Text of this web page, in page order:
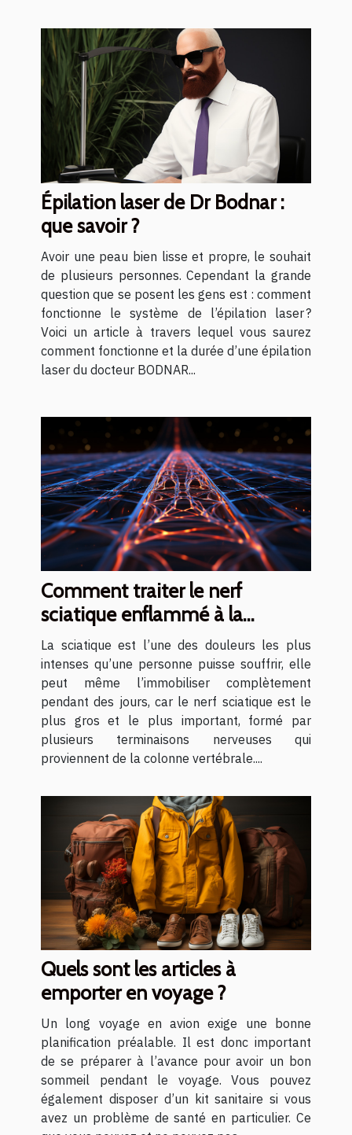
Épilation laser de Dr Bodnar :
que savoir ?
Avoir une peau bien lisse et propre, le souhait
de plusieurs personnes. Cependant la grande
question que se posent les gens est : comment
fonctionne le système de l’épilation laser ?
Voici un article à travers lequel vous saurez
comment fonctionne et la durée d’une épilation
laser du docteur BODNAR...
Comment traiter le nerf
sciatique enflammé à la
maison ?
La sciatique est l’une des douleurs les plus
intenses qu’une personne puisse souffrir, elle
peut même l’immobiliser complètement
pendant des jours, car le nerf sciatique est le
plus gros et le plus important, formé par
plusieurs terminaisons nerveuses qui
proviennent de la colonne vertébrale....
Quels sont les articles à
emporter en voyage ?
Un long voyage en avion exige une bonne
planification préalable. Il est donc important
de se préparer à l’avance pour avoir un bon
sommeil pendant le voyage. Vous pouvez
également disposer d’un kit sanitaire si vous
avez un problème de santé en particulier. Ce